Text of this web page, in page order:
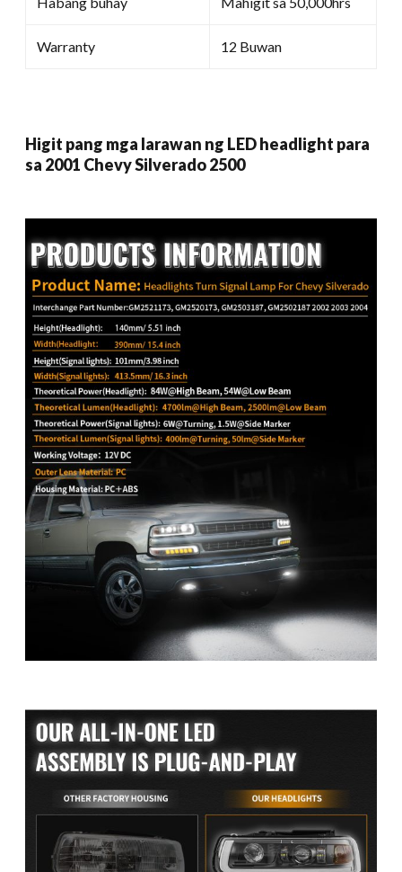
Warranty 12 Buwan
Higit pang mga larawan ng LED headlight para
sa 2001 Chevy Silverado 2500